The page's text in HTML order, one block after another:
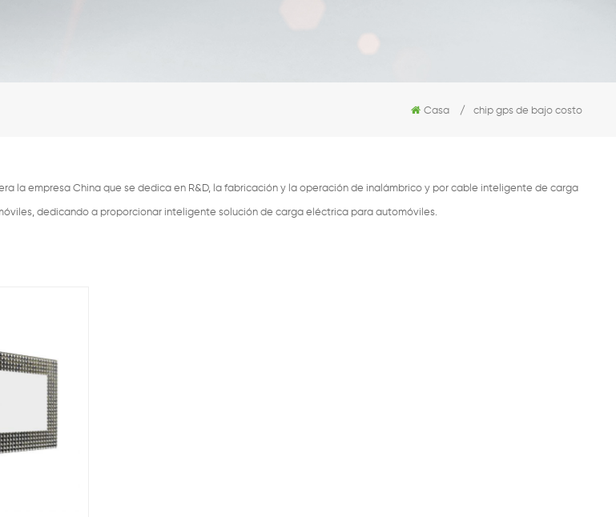
Casa / chip gps de bajo costo
la empresa China que se dedica en R&D, la fabricación y la operación de inalámbrico y por cable inteligente de carga
dedicando a proporcionar inteligente solución de carga eléctrica para automóviles.